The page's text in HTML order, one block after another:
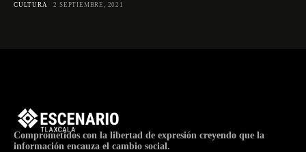
CULTURA 2 SEPTIEMBRE, 2021
Comprometidos con la libertad de expresión creyendo que la
información encauza el cambio social.